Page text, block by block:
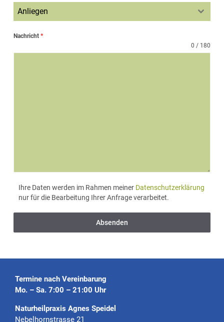
Anliegen
Nachricht *
0 / 180
Ihre Daten werden im Rahmen meiner Datenschutzerklärung
nur für die Bearbeitung Ihrer Anfrage verarbeitet.
Absenden
Termine nach Vereinbarung
Mo. – Sa. 7:00 – 21:00 Uhr
Naturheilpraxis Agnes Speidel
Nebelhornstrasse 21